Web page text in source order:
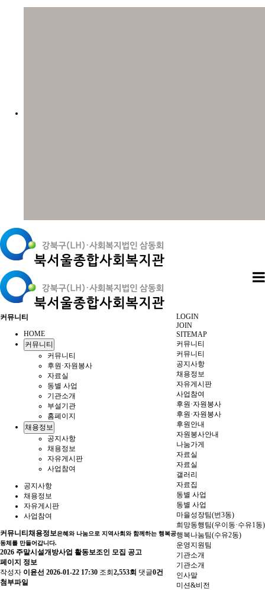
LOGIN
JOIN
SITEMAP
커뮤니티
커뮤니티
공지사항
채용정보
자유게시판
사업참여
후원·자원봉사
후원·자원봉사
후원안내
자원봉사안내
나눔가게
자료실
자료실
갤러리
자료집
동별 사업
동별 사업
마을성장팀(번3동)
희망동행팀(우이동·수유1동)
행복나눔팀(수유2동)
운영지원팀
기관소개
기관소개
인사말
미션&비전
커뮤니티
HOME
커뮤니티
커뮤니티
후원·자원봉사
자료실
동별 사업
기관소개
부설기관
홈페이지
채용정보
공지사항
채용정보
자유게시판
사업참여
공지사항
채용정보
자유게시판
사업참여
커뮤니티 채용정보은혜와 나눔으로 지역사회와 함께하는 행복공
동체를 만들어갑니다.
2026 주말시설개방사업 활동보조인 모집 공고
페이지 정보
작성자 이윤선 2026-01-22 17:30 조회 2,553회 댓글0건
첨부파일